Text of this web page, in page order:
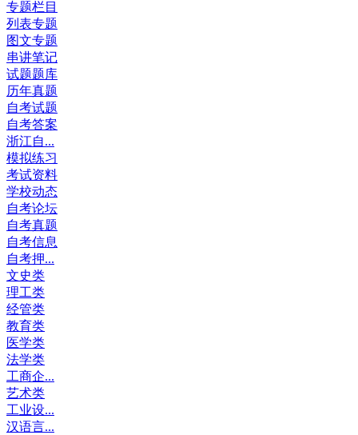
专题栏目
列表专题
图文专题
串讲笔记
试题题库
历年真题
自考试题
自考答案
浙江自...
模拟练习
考试资料
学校动态
自考论坛
自考真题
自考信息
自考押...
文史类
理工类
经管类
教育类
医学类
法学类
工商企...
艺术类
工业设...
汉语言...